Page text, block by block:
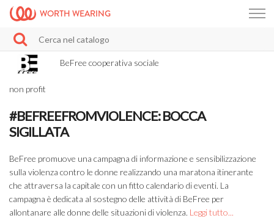
WORTH WEARING
BeFree cooperativa sociale
non profit
#BEFREEFROMVIOLENCE: BOCCA
SIGILLATA
BeFree promuove una campagna di informazione e sensibilizzazione
sulla violenza contro le donne realizzando una maratona itinerante
che attraversa la capitale con un fitto calendario di eventi. La
campagna è dedicata al sostegno delle attività di BeFree per
allontanare alle donne delle situazioni di violenza. Leggi tutto...